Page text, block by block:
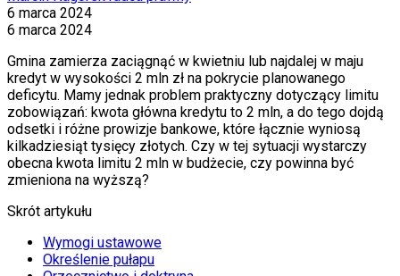
6 marca 2024
6 marca 2024
Gmina zamierza zaciągnąć w kwietniu lub najdalej w maju
kredyt w wysokości 2 mln zł na pokrycie planowanego
deficytu. Mamy jednak problem praktyczny dotyczący limitu
zobowiązań: kwota główna kredytu to 2 mln, a do tego dojdą
odsetki i różne prowizje bankowe, które łącznie wyniosą
kilkadziesiąt tysięcy złotych. Czy w tej sytuacji wystarczy
obecna kwota limitu 2 mln w budżecie, czy powinna być
zmieniona na wyższą?
Skrót artykułu
Wymogi ustawowe
Określenie pułapu